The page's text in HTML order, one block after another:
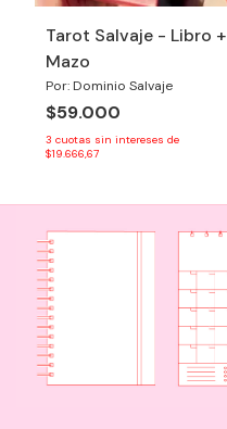
Tarot Salvaje - Libro +
Mazo
Por: Dominio Salvaje
$59.000
3 cuotas sin intereses de
$19.666,67